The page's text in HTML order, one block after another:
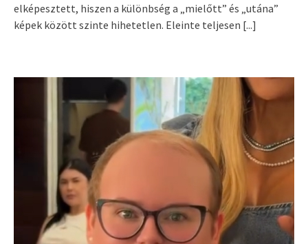
elképesztett, hiszen a különbség a „mielőtt” és „utána”
képek között szinte hihetetlen. Eleinte teljesen [...]